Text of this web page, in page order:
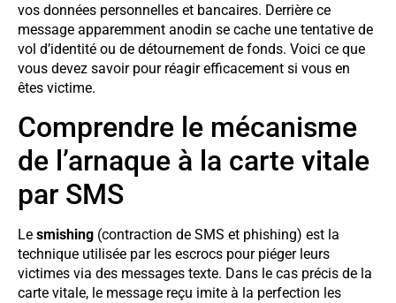
vos données personnelles et bancaires. Derrière ce
message apparemment anodin se cache une tentative de
vol d’identité ou de détournement de fonds. Voici ce que
vous devez savoir pour réagir efficacement si vous en
êtes victime.
Comprendre le mécanisme
de l’arnaque à la carte vitale
par SMS
Le smishing (contraction de SMS et phishing) est la
technique utilisée par les escrocs pour piéger leurs
victimes via des messages texte. Dans le cas précis de la
carte vitale, le message reçu imite à la perfection les